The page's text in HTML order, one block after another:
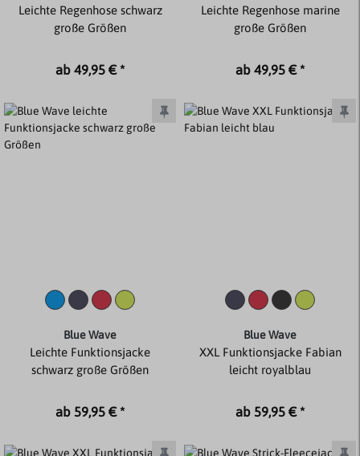
Leichte Regenhose schwarz
große Größen
ab 49,95 € *
Leichte Regenhose marine
große Größen
ab 49,95 € *
Blue Wave
Leichte Funktionsjacke
schwarz große Größen
ab 59,95 € *
Blue Wave
XXL Funktionsjacke Fabian
leicht royalblau
ab 59,95 € *